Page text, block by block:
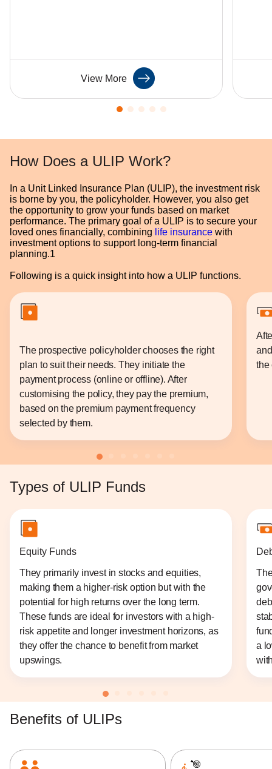
View More
How Does a ULIP Work?
In a Unit Linked Insurance Plan (ULIP), the investment risk
is borne by you, the policyholder. However, you also get
the opportunity to grow your funds based on market
performance. The primary goal of a ULIP is to secure your
loved ones financially, combining life insurance with
investment options to support long-term financial
planning.1
Following is a quick insight into how a ULIP functions.
The prospective policyholder chooses the right
plan to suit their needs. They initiate the
payment process (online or offline). After
customising the policy, they pay the premium,
based on the premium payment frequency
selected by them.
the
Types of ULIP Funds
Equity Funds
They primarily invest in stocks and equities,
making them a higher-risk option but with the
potential for high returns over the long term.
These funds are ideal for investors with a high-
risk appetite and longer investment horizons, as
they offer the chance to benefit from market
upswings.
a
Benefits of ULIPs